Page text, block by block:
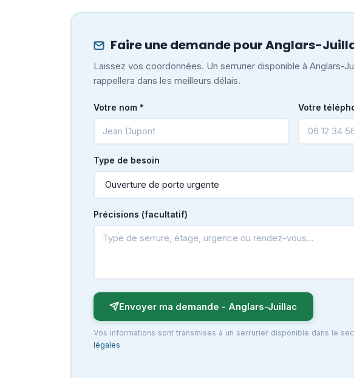
Faire une demande pour Anglars-
Laissez vos coordonnées. Un serrurier disponible à Anglars-
rappellera dans les meilleurs délais.
Votre nom * Votre
Type de besoin
Précisions (facultatif)
Envoyer ma demande - Anglars-Juillac
Vos informations sont transmises à un serrurier disponible dans le
légales.